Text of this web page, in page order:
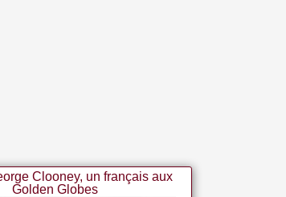
Clooney, un français aux
Golden Globes